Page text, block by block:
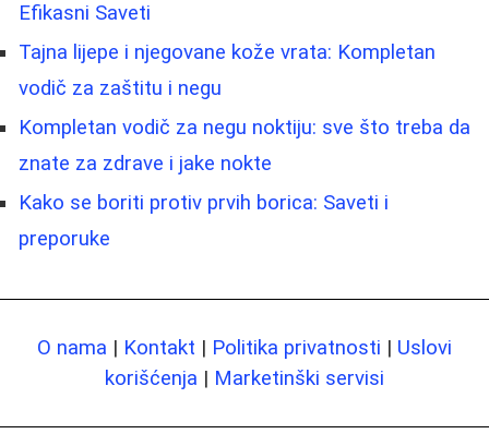
Efikasni Saveti
Tajna lijepe i njegovane kože vrata: Kompletan
vodič za zaštitu i negu
Kompletan vodič za negu noktiju: sve što treba da
znate za zdrave i jake nokte
Kako se boriti protiv prvih borica: Saveti i
preporuke
O nama | Kontakt | Politika privatnosti | Uslovi
korišćenja | Marketinški servisi